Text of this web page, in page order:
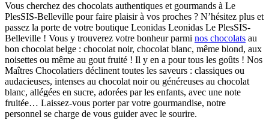
Vous cherchez des chocolats authentiques et gourmands à Le
PlesSIS-Belleville pour faire plaisir à vos proches ? N’hésitez plus et
passez la porte de votre boutique Leonidas Leonidas Le PlesSIS-
Belleville ! Vous y trouverez votre bonheur parmi nos chocolats au
bon chocolat belge : chocolat noir, chocolat blanc, même blond, aux
noisettes ou même au gout fruité ! Il y en a pour tous les goûts ! Nos
Maîtres Chocolatiers déclinent toutes les saveurs : classiques ou
audacieuses, intenses au chocolat noir ou généreuses au chocolat
blanc, allégées en sucre, adorées par les enfants, avec une note
fruitée… Laissez-vous porter par votre gourmandise, notre
personnel se charge de vous guider avec le sourire.